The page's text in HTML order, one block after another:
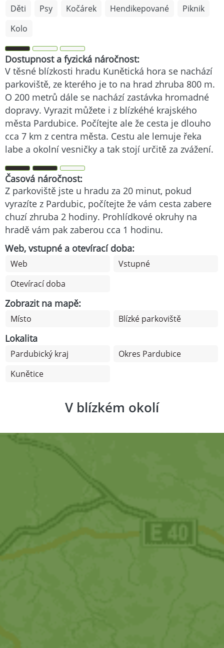
Děti Psy Kočárek Hendikepované
Piknik
Kolo
Dostupnost a fyzická náročnost:
V těsné blízkosti hradu Kunětická hora se nachází
parkoviště, ze kterého je to na hrad zhruba 800 m.
O 200 metrů dále se nachází zastávka hromadné
dopravy. Vyrazit můžete i z blízkéhé krajského
města Pardubice. Počítejte ale že cesta je dlouho
cca 7 km z centra města. Cestu ale lemuje řeka
labe a okolní vesničky a tak stojí určitě za zvážení.
Časová náročnost:
Z parkoviště jste u hradu za 20 minut, pokud
vyrazíte z Pardubic, počítejte že vám cesta zabere
chuzí zhruba 2 hodiny. Prohlídkové okruhy na
hradě vám pak zaberou cca 1 hodinu.
Web, vstupné a otevírací doba:
Web
Vstupné
Otevírací doba
Zobrazit na mapě:
Místo Blízké parkoviště
Lokalita
Pardubický kraj
Okres Pardubice
Kunětice
V blízkém okolí